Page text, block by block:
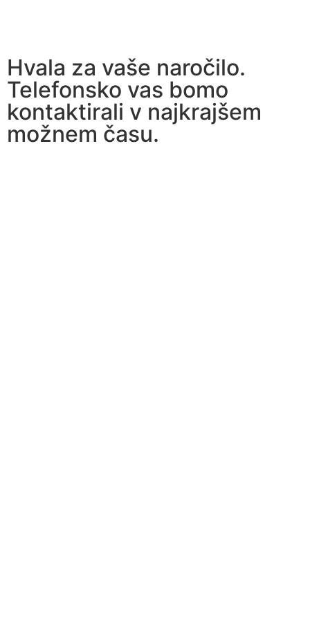
Hvala za vaše naročilo.
Telefonsko vas bomo
kontaktirali v najkrajšem
možnem času.